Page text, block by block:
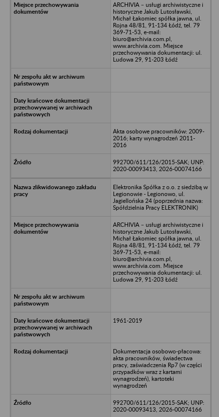
ARCHIVIA – usługi archiwistyczne i
historyczne Jakub Lutosławski,
Michał Łakomiec spółka jawna, ul.
Rojna 48/81, 91-134 Łódź, tel. 79
369-71-53, e-mail:
biuro@archivia.com.pl,
www.archivia.com. Miejsce
przechowywania dokumentacji: ul.
Ludowa 29, 91-203 Łódź
Akta osobowe pracowników: 2009-
2016; karty wynagrodzeń 2011-
2016
992700/611/126/2015-SAK; UNP:
2020-00093413, 2026-00074166
Elektronika Spółka z o.o. z siedzibą w
Legionowie - Legionowo, ul.
Jagiellońska 24 (poprzednia nazwa:
Spółdzielnia Pracy ELEKTRONIK)
ARCHIVIA – usługi archiwistyczne i
historyczne Jakub Lutosławski,
Michał Łakomiec spółka jawna, ul.
Rojna 48/81, 91-134 Łódź, tel. 79
369-71-53, e-mail:
biuro@archivia.com.pl,
www.archivia.com. Miejsce
przechowywania dokumentacji: ul.
Ludowa 29, 91-203 Łódź
1961-2019
Dokumentacja osobowo-płacowa:
akta pracowników, świadectwa
pracy, zaświadczenia Rp7 (w części
przypadków wraz z kartami
wynagrodzeń), kartoteki
wynagrodzeń
992700/611/126/2015-SAK; UNP:
2020-00093413, 2026-00074166